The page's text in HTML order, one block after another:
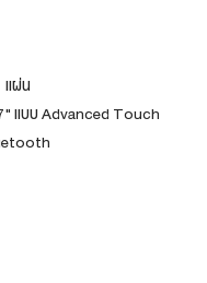
แผ่น
แบบ Advanced Touch